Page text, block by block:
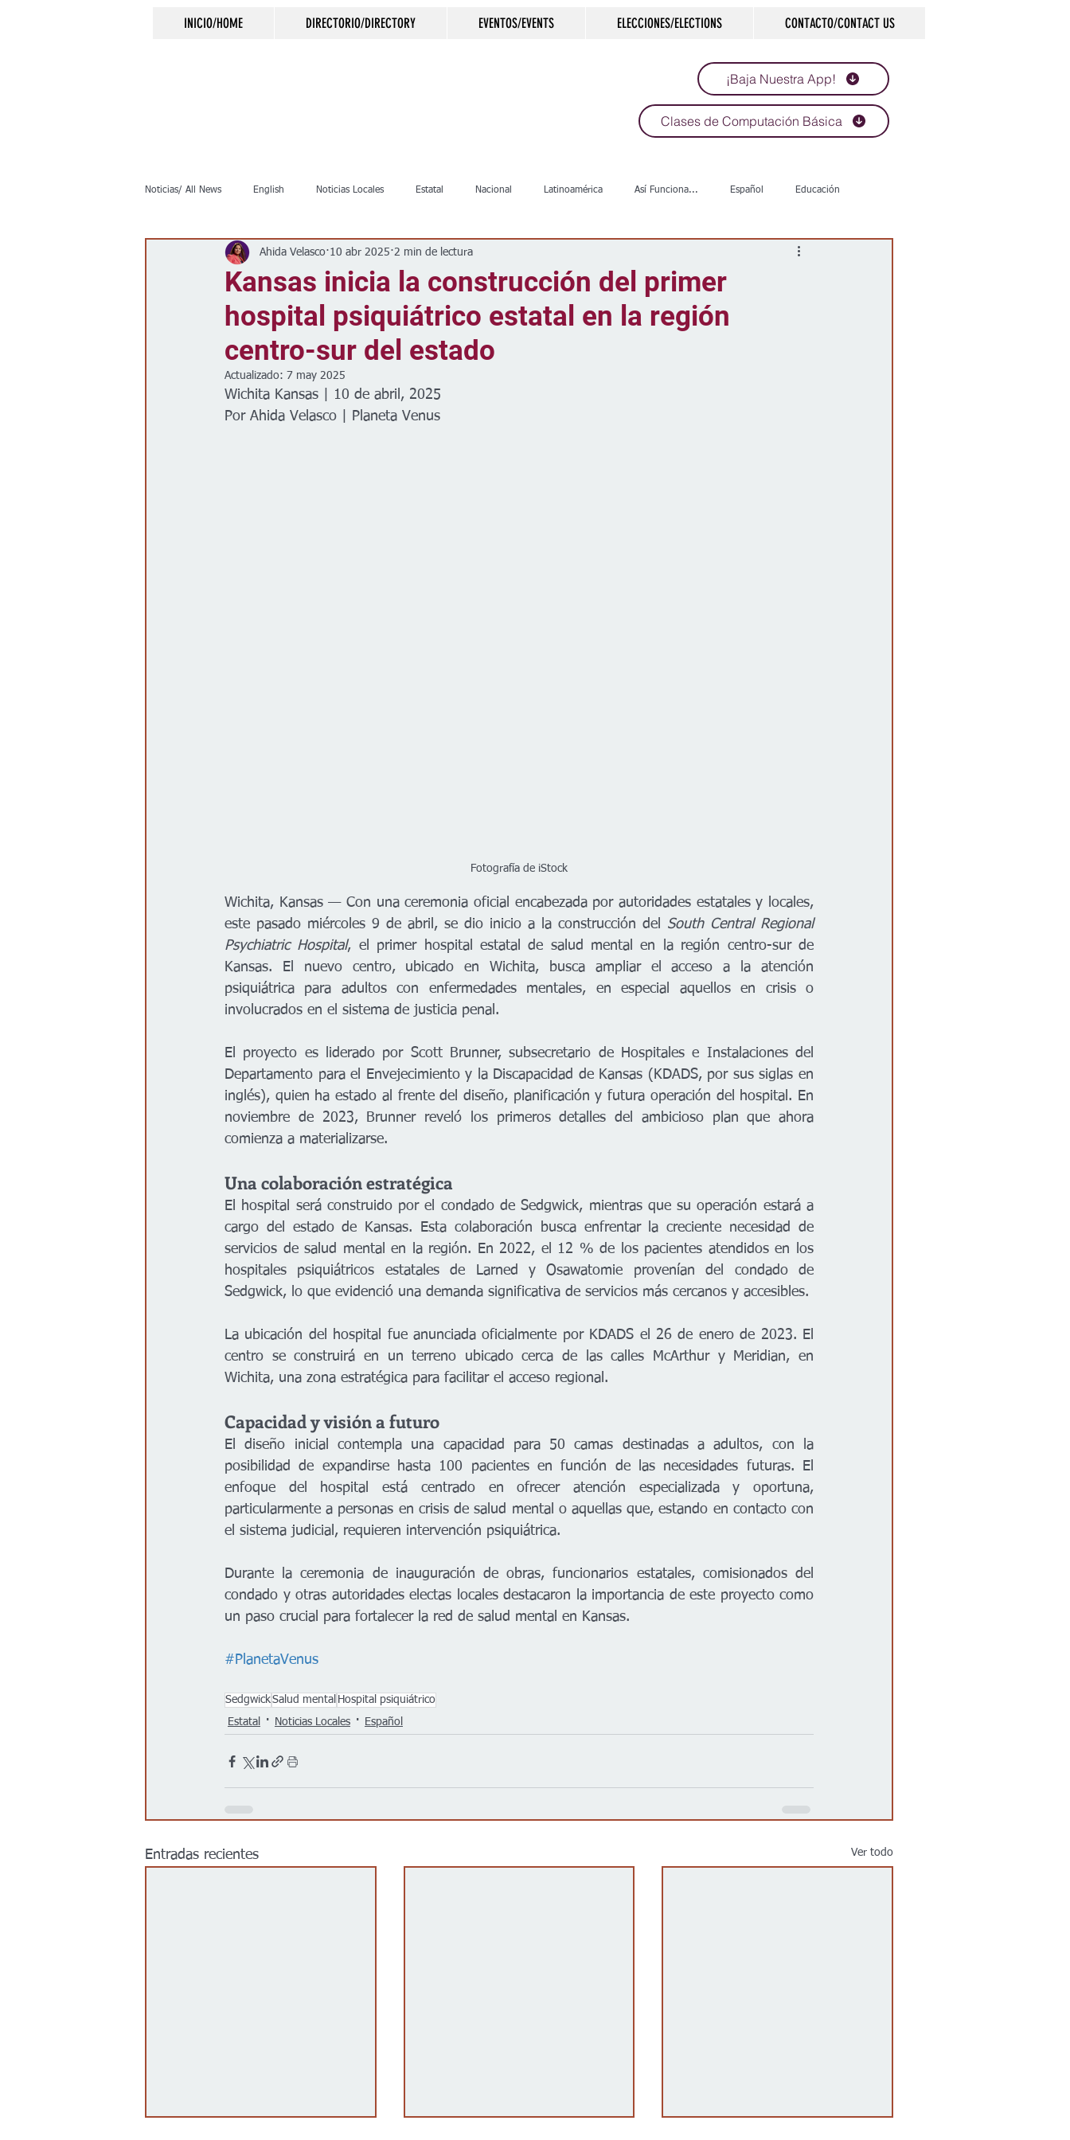
INICIO/HOME DIRECTORIO/DIRECTORY EVENTOS/EVENTS ELECCIONES/ELECTIONS CONTACTO/CONTACT US
¡Baja Nuestra App!
Clases de Computación Básica
Noticias/ All News English Noticias Locales Estatal Nacional Latinoamérica Así Funciona... Español Educación
Inmigración Crimen Negocios Salud Arte & Cultura
Clima Vivienda Escuelas Calles Desamparados Carreteras Comunidad
Espectáculos
Kansas inicia la construcción del primer
hospital psiquiátrico estatal en la región
centro-sur del estado
Ahida Velasco 10 abr 2025 2 min de lectura
Actualizado: 7 may 2025
Wichita Kansas | 10 de abril, 2025
Por Ahida Velasco | Planeta Venus
Fotografía de iStock
Wichita, Kansas — Con una ceremonia oficial encabezada por autoridades estatales y locales,
este pasado miércoles 9 de abril, se dio inicio a la construcción del South Central Regional
Psychiatric Hospital, el primer hospital estatal de salud mental en la región centro-sur de
Kansas. El nuevo centro, ubicado en Wichita, busca ampliar el acceso a la atención
psiquiátrica para adultos con enfermedades mentales, en especial aquellos en crisis o
involucrados en el sistema de justicia penal.
El proyecto es liderado por Scott Brunner, subsecretario de Hospitales e Instalaciones del
Departamento para el Envejecimiento y la Discapacidad de Kansas (KDADS, por sus siglas en
inglés), quien ha estado al frente del diseño, planificación y futura operación del hospital. En
noviembre de 2023, Brunner reveló los primeros detalles del ambicioso plan que ahora
comienza a materializarse.
Una colaboración estratégica
El hospital será construido por el condado de Sedgwick, mientras que su operación estará a
cargo del estado de Kansas. Esta colaboración busca enfrentar la creciente necesidad de
servicios de salud mental en la región. En 2022, el 12 % de los pacientes atendidos en los
hospitales psiquiátricos estatales de Larned y Osawatomie provenían del condado de
Sedgwick, lo que evidenció una demanda significativa de servicios más cercanos y accesibles.
La ubicación del hospital fue anunciada oficialmente por KDADS el 26 de enero de 2023. El
centro se construirá en un terreno ubicado cerca de las calles McArthur y Meridian, en
Wichita, una zona estratégica para facilitar el acceso regional.
Capacidad y visión a futuro
El diseño inicial contempla una capacidad para 50 camas destinadas a adultos, con la
posibilidad de expandirse hasta 100 pacientes en función de las necesidades futuras. El
enfoque del hospital está centrado en ofrecer atención especializada y oportuna,
particularmente a personas en crisis de salud mental o aquellas que, estando en contacto con
el sistema judicial, requieren intervención psiquiátrica.
Durante la ceremonia de inauguración de obras, funcionarios estatales, comisionados del
condado y otras autoridades electas locales destacaron la importancia de este proyecto como
un paso crucial para fortalecer la red de salud mental en Kansas.
#PlanetaVenus
SedgwickSalud mental Hospital psiquiátrico
Estatal
Noticias Locales Español
Entradas recientes Ver todo